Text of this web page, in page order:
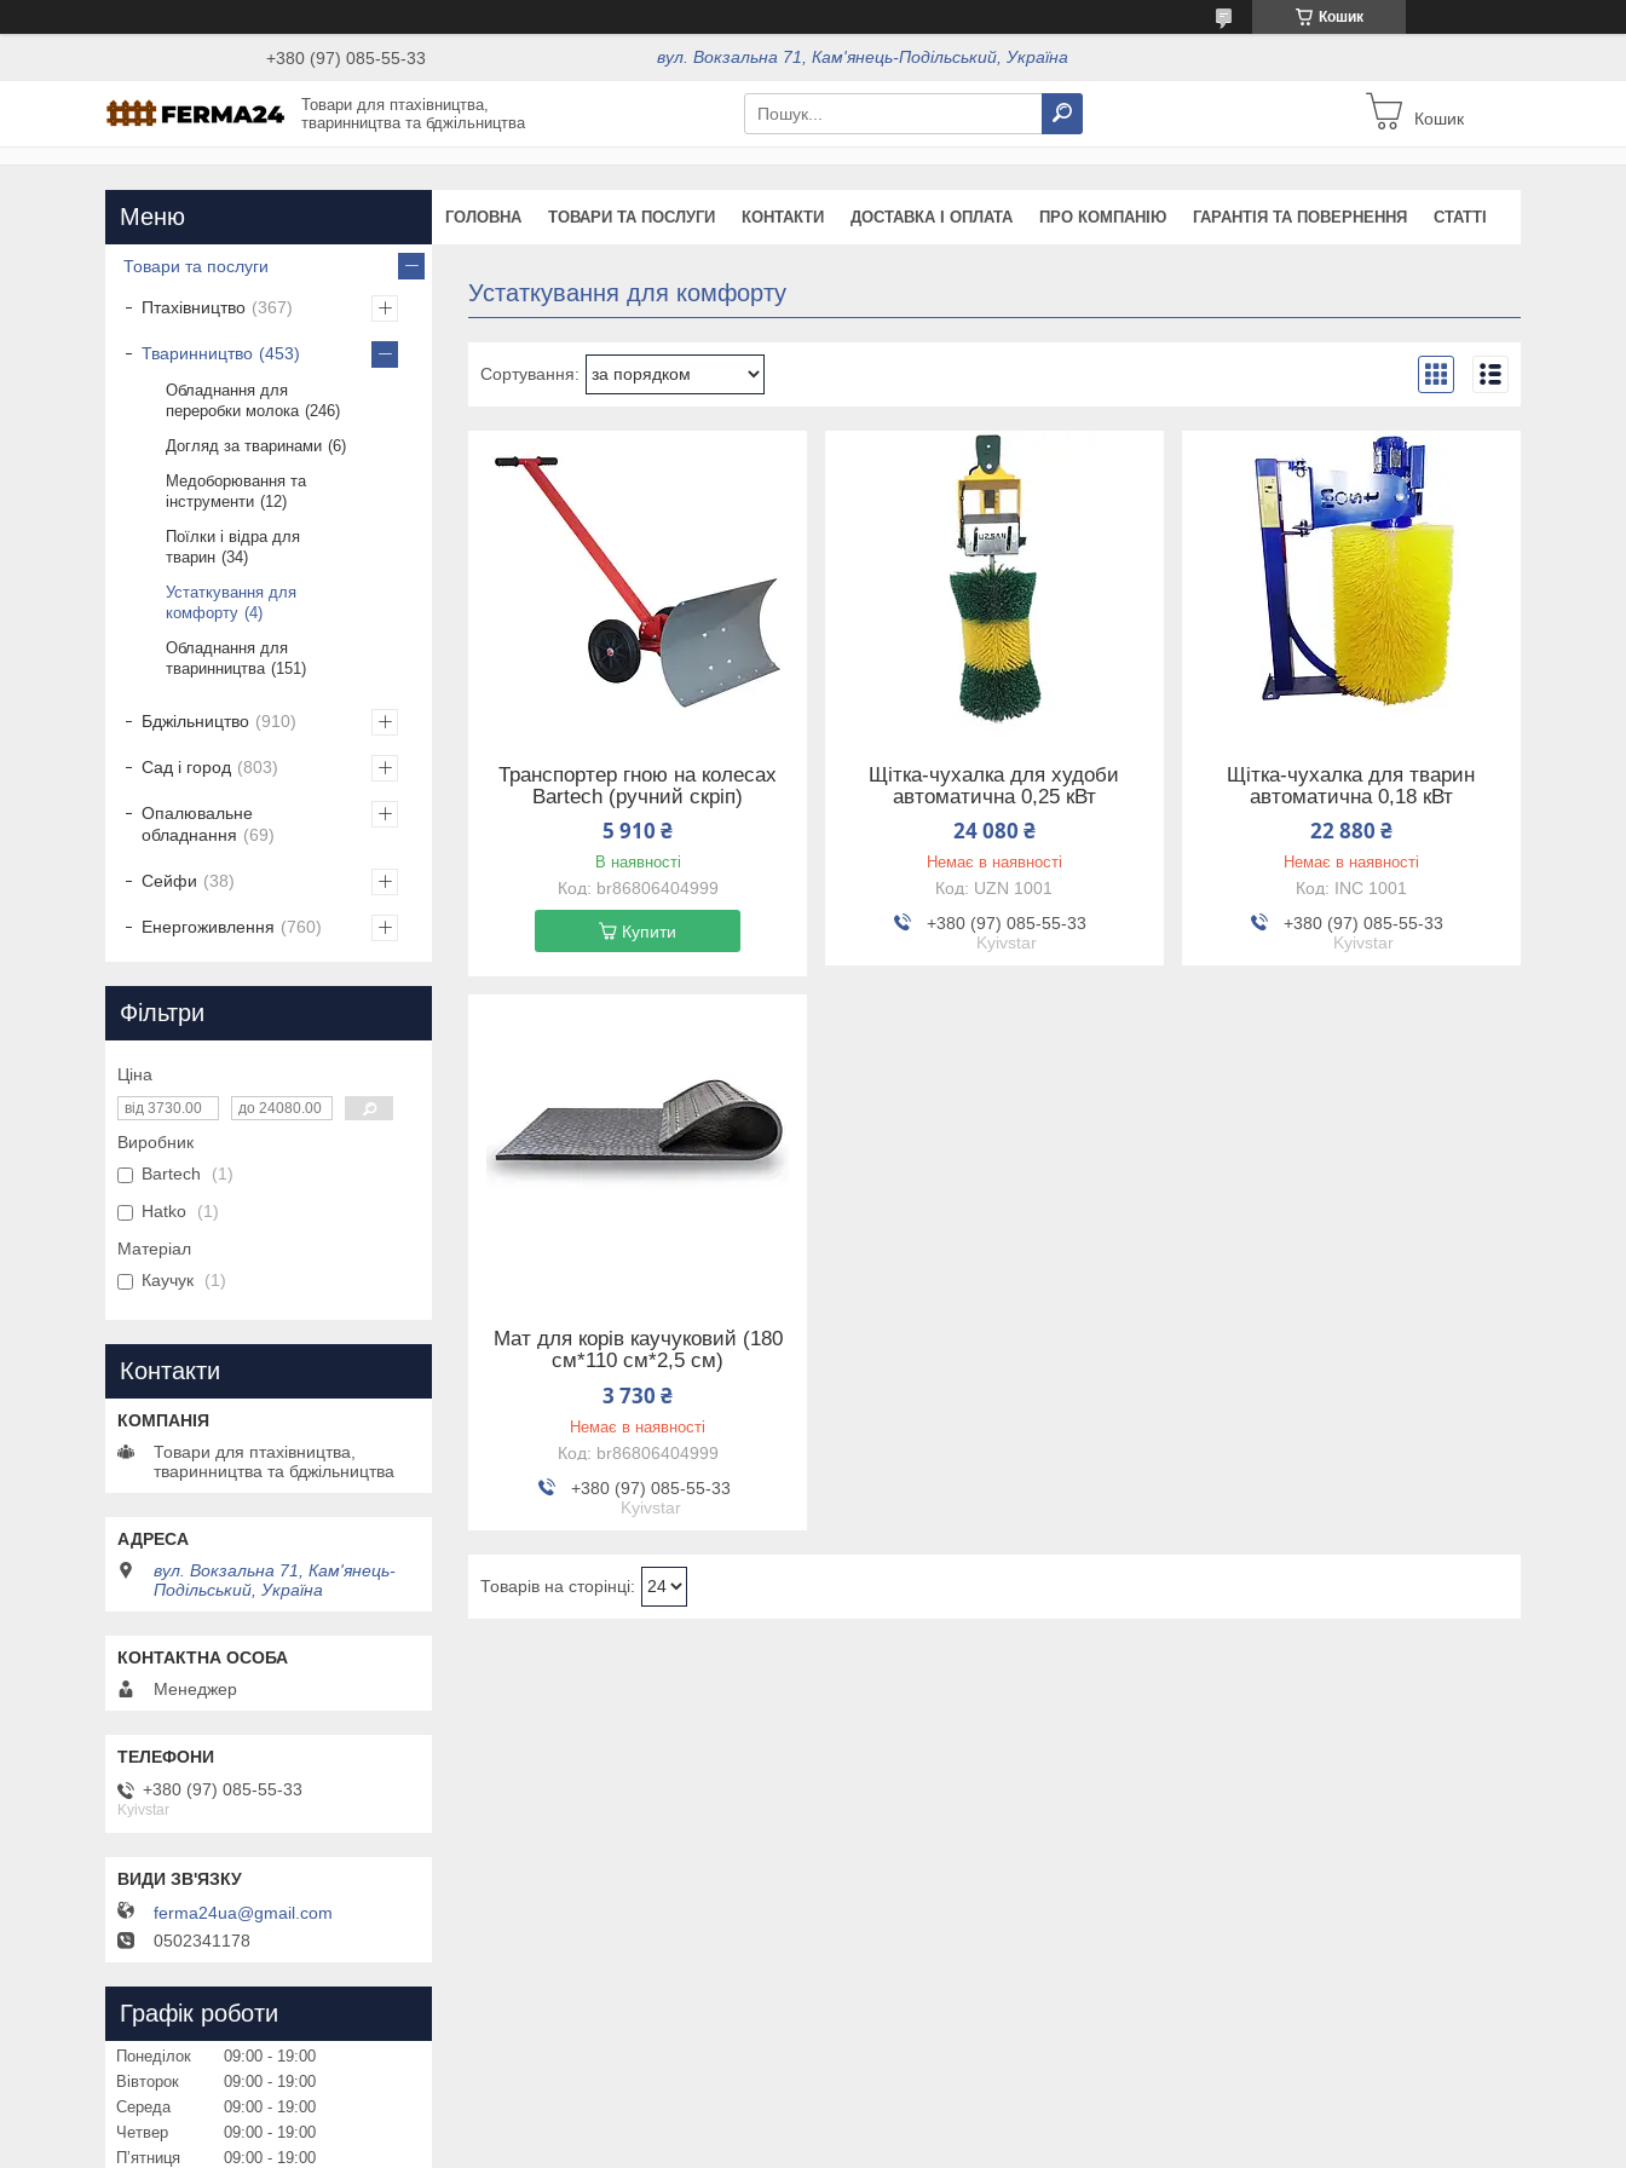
Кошик
+380 (97) 085-55-33 вул. Вокзальна 71, Кам'янець-Подільський, Україна
Товари для птахівництва,
тваринництва та бджільництва
Кошик
ГОЛОВНА ТОВАРИ ТА ПОСЛУГИ КОНТАКТИ ДОСТАВКА І ОПЛАТА ПРО КОМПАНІЮ ГАРАНТІЯ ТА ПОВЕРНЕННЯ СТАТТІ
Устаткування для комфорту
Транспортер гною на колесах
Bartech (ручний скріп)
5 910 ₴
В наявності
br86806404999
Купити
Щітка-чухалка для худоби
автоматична 0,25 кВт
24 080 ₴
Немає в наявності
UZN 1001
+380 (97) 085-55-33
Kyivstar
Щітка-чухалка для тварин
автоматична 0,18 кВт
22 880 ₴
Немає в наявності
INC 1001
+380 (97) 085-55-33
Kyivstar
Мат для корів каучуковий (180
см*110 см*2,5 см)
3 730 ₴
Немає в наявності
br86806404999
+380 (97) 085-55-33
Kyivstar
Товари та послуги
Птахівництво 367
Тваринництво 453
Обладнання для
переробки молока 246
Догляд за тваринами 6
Медоборювання та
інструменти
12
Поїлки і відра для
тварин 34
Устаткування для
комфорту 4
Обладнання для
тваринництва
151
Бджільництво 910
Сад і город 803
Опалювальне
обладнання
69
Сейфи 38
Енергоживлення 760
Фільтри
Ціна
Виробник
Bartech
1
Hatko
1
Матеріал
Каучук
1
Контакти
Товари для птахівництва,
тваринництва та бджільництва
вул. Вокзальна 71, Кам'янець-
Подільський, Україна
Менеджер
+380 (97) 085-55-33
Kyivstar
ferma24ua@gmail.com
0502341178
Графік роботи
Понеділок 09:00
19:00
Вівторок
09:00
19:00
Середа
09:00
19:00
Четвер
09:00
19:00
Пʼятниця
09:00 19:00